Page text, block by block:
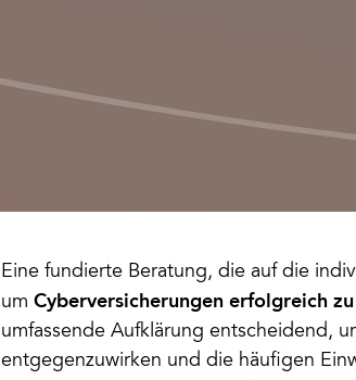
Eine fundierte Beratung, die auf die
um Cyberversicherungen erfolgreich
umfassende Aufklärung entscheidend,
entgegenzuwirken und die häufigen